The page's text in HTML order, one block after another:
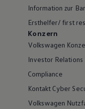
Information zur
Ersthelfer/ first
Konzern
Volkswagen
Investor Relations
Compliance
Kontakt Cyber
Volkswagen